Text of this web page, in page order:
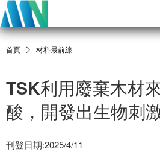
首頁 材料最前線
TSK利用廢棄木材
酸，開發出生物刺
刊登日期:2025/4/11